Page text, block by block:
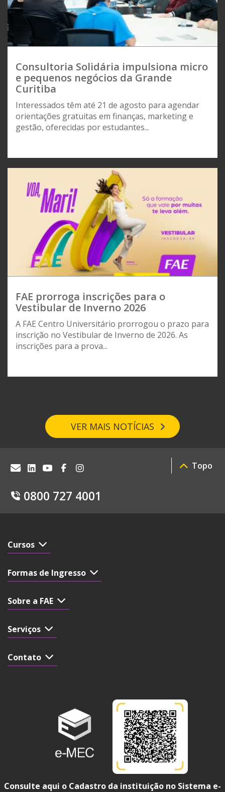
Consultoria Solidária impulsiona micro
e pequenos negócios da Grande
Curitiba
Interessados têm até 21 de agosto para agendar
orientações gratuitas em finanças, marketing e
gestão, oferecidas por estudantes...
FAE prorroga inscrições para o
Vestibular de Inverno 2026
A FAE Centro Universitário prorrogou o prazo para
inscrição no Vestibular de Inverno de 2026. As
inscrições para a prova...
VER MAIS NOTÍCIAS
0800 727 4001
Topo
Cursos
Formas de Ingresso
Sobre a FAE
Serviços
Contato
Consulte aqui o Cadastro da instituição no Sistema e-